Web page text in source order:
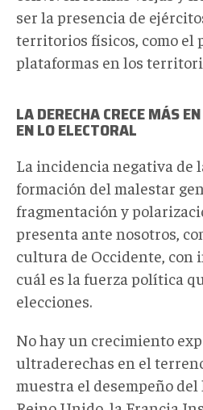
ser la presencia de
territorios físicos, como el
plataformas en los
LA DERECHA CRECE MÁS
EN LO ELECTORAL
La incidencia negativa de
formación del malestar
fragmentación y
presenta ante nosotros,
cultura de Occidente, con
cuál es la fuerza política
elecciones.
No hay un crecimiento
ultraderechas en el
muestra el desempeño del